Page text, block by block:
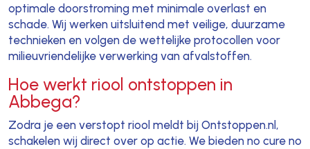
optimale doorstroming met minimale overlast en
schade. Wij werken uitsluitend met veilige, duurzame
technieken en volgen de wettelijke protocollen voor
milieuvriendelijke verwerking van afvalstoffen.
Hoe werkt riool ontstoppen in
Abbega?
Zodra je een verstopt riool meldt bij Ontstoppen.nl,
schakelen wij direct over op actie. We bieden no cure no